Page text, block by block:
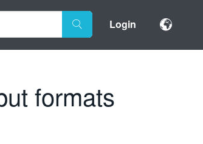
Login
formats